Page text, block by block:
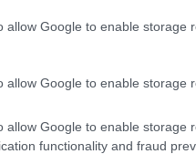
allow Google to enable storage
allow Google to enable storage
allow Google to enable storage
functionality and fraud
acompañada de una bolsa
de esta edición.